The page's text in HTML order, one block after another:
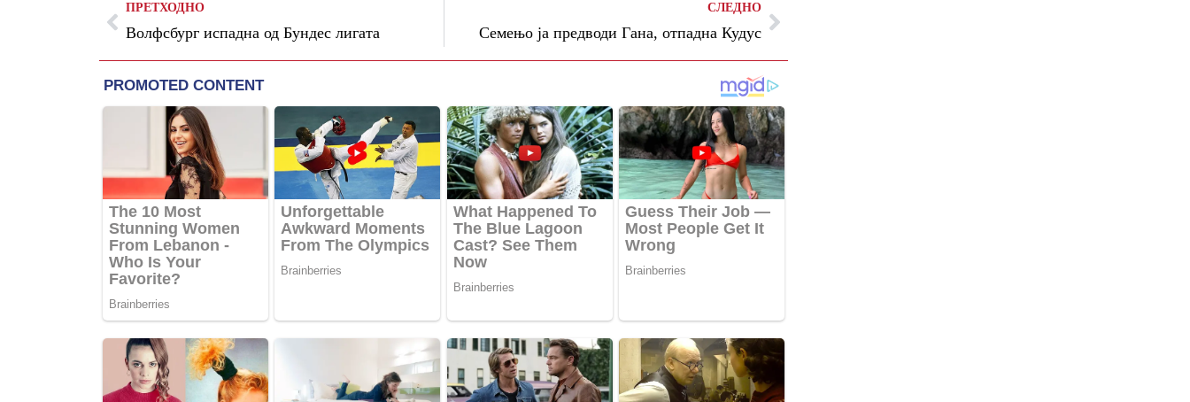
ПРЕТХОДНО
Волфсбург испадна од Бундес лигата
СЛЕДНО
Семењо ја предводи Гана, отпадна Кудус